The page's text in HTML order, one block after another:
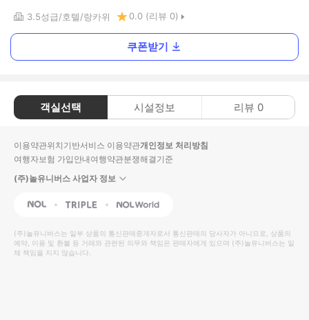
3.5성급 호텔 랑카위 0.0 (리뷰 0)
쿠폰받기
객실선택 시설정보 리뷰 0
이용약관위치기반서비스 이용약관개인정보 처리방침
여행자보험 가입안내여행약관분쟁해결기준
(주)놀유니버스 사업자 정보
NOL Triple Interpark Global
(주)놀유니버스는 일부 상품의 통신판매중개자로서 통신판매의 당사자가 아니므로, 상품의
예약, 이용 및 환불 등 거래와 관련된 의무와 책임은 판매자에게 있으며 (주)놀유니버스는 일
체 책임을 지지 않습니다.